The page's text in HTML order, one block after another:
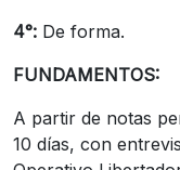
4°: De forma.
FUNDAMENTOS:
A partir de notas
10 días, con